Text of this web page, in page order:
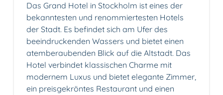
Das Grand Hotel in Stockholm ist eines der
bekanntesten und renommiertesten Hotels
der Stadt. Es befindet sich am Ufer des
beeindruckenden Wassers und bietet einen
atemberaubenden Blick auf die Altstadt. Das
Hotel verbindet klassischen Charme mit
modernem Luxus und bietet elegante Zimmer,
ein preisgekröntes Restaurant und einen